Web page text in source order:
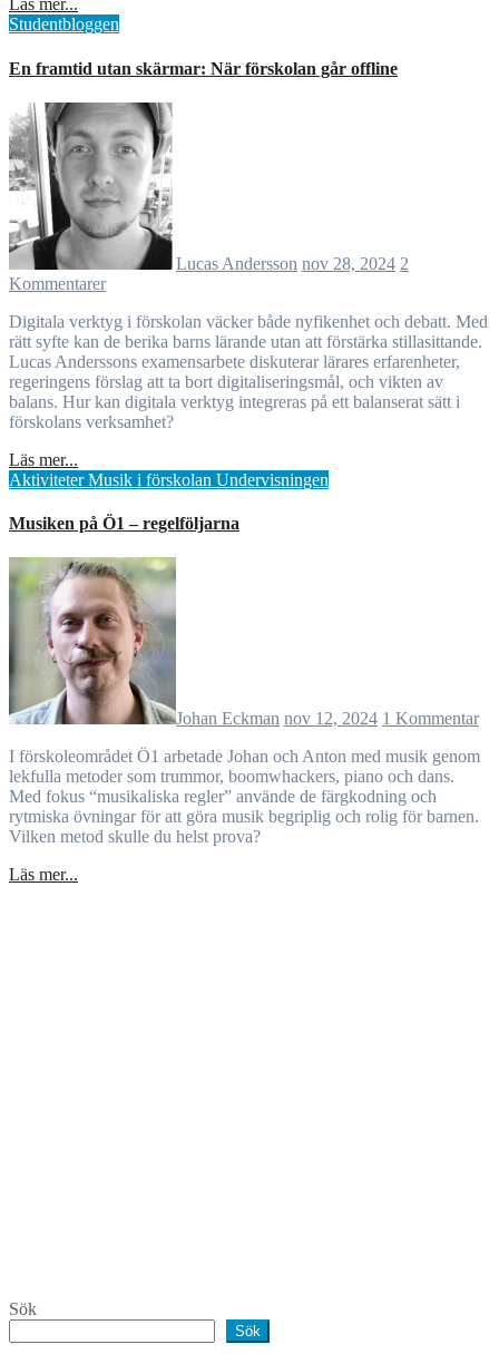
Läs mer...
Studentbloggen
En framtid utan skärmar: När förskolan går offline
Lucas Andersson nov 28, 2024 2
Kommentarer
Digitala verktyg i förskolan väcker både nyfikenhet och debatt. Med
rätt syfte kan de berika barns lärande utan att förstärka stillasittande.
Lucas Anderssons examensarbete diskuterar lärares erfarenheter,
regeringens förslag att ta bort digitaliseringsmål, och vikten av
balans. Hur kan digitala verktyg integreras på ett balanserat sätt i
förskolans verksamhet?
Läs mer...
AktiviteterMusik i förskolan Undervisningen
Musiken på Ö1 – regelföljarna
Johan Eckman nov 12, 2024 1 Kommentar
I förskoleområdet Ö1 arbetade Johan och Anton med musik genom
lekfulla metoder som trummor, boomwhackers, piano och dans.
Med fokus “musikaliska regler” använde de färgkodning och
rytmiska övningar för att göra musik begriplig och rolig för barnen.
Vilken metod skulle du helst prova?
Läs mer...
Sök
Sök